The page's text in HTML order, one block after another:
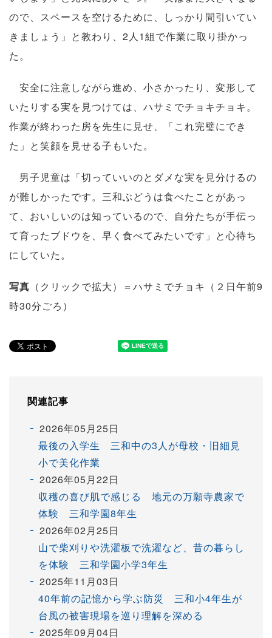
ので、スペースを空けるために、しっかり間引いてい
きましょう」と教わり、2人1組で作業に取り掛かっ
た。
安全に注意しながら進め、小さかったり、変形して
いたりする実を見つけては、ハサミでチョキチョキ。
作業が終わった房を先生に見せ、「これ完璧にでき
た」と笑顔を見せる子もいた。
男子児童は「切っていいのとダメな実を見分けるの
が難しかったです。三和ぶどうは食べたことがあっ
て、おいしいのは知っているので、自分たちが手伝っ
て育ったブドウを、早く食べてみたいです」と心待ち
にしていた。
写真 （クリックで拡大）＝ハサミでチョキ（２日午前9
時30分ごろ）
関連記事
2026年05月25日
最後の入学生 三和中の3人が母校・旧細見
小で美化作業
2026年05月22日
収穫の喜び肌で感じる 地元の万願寺農家で
体験 三和学園8年生
2026年02月25日
山で柴刈りや洗濯板で洗濯など、昔の暮らし
を体験 三和学園小学3年生
2025年11月03日
40年前の記憶から学ぶ防災 三和小4年生が
台風の被害現場を巡り理解を深める
2025年09月04日